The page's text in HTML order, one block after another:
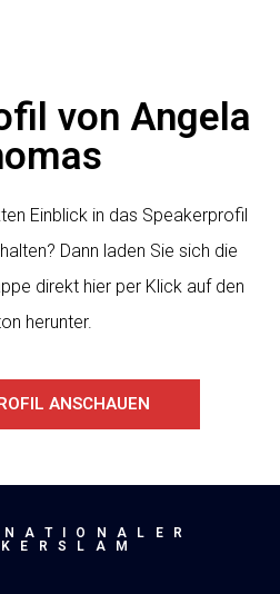
von Angela
Einblick in das Speakerprofil
Dann laden Sie sich die
direkt hier per Klick auf den
herunter.
ANSCHAUEN